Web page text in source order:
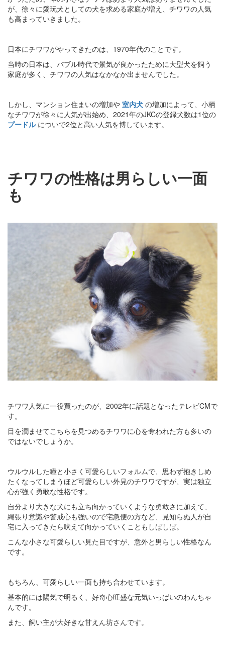
が、徐々に愛玩犬としての犬を求める家庭が増え、チワワの人気
も高まっていきました。
日本にチワワがやってきたのは、1970年代のことです。
当時の日本は、バブル時代で景気が良かったために大型犬を飼う
家庭が多く、チワワの人気はなかなか出ませんでした。
しかし、マンション住まいの増加や 室内犬 の増加によって、小柄
なチワワが徐々に人気が出始め、2021年のJKCの登録犬数は1位の
プードル についで2位と高い人気を博しています。
チワワの性格は男らしい一面
も
チワワ人気に一役買ったのが、2002年に話題となったテレビCMで
す。
目を潤ませてこちらを見つめるチワワに心を奪われた方も多いの
ではないでしょうか。
ウルウルした瞳と小さく可愛らしいフォルムで、思わず抱きしめ
たくなってしまうほど可愛らしい外見のチワワですが、実は独立
心が強く勇敢な性格です。
自分より大きな犬にも立ち向かっていくような勇敢さに加えて、
縄張り意識や警戒心も強いので宅急便の方など、見知らぬ人が自
宅に入ってきたら吠えて向かっていくこともしばしば。
こんな小さな可愛らしい見た目ですが、意外と男らしい性格なん
です。
もちろん、可愛らしい一面も持ち合わせています。
基本的には陽気で明るく、好奇心旺盛な元気いっぱいのわんちゃ
んです。
また、飼い主が大好きな甘えん坊さんです。